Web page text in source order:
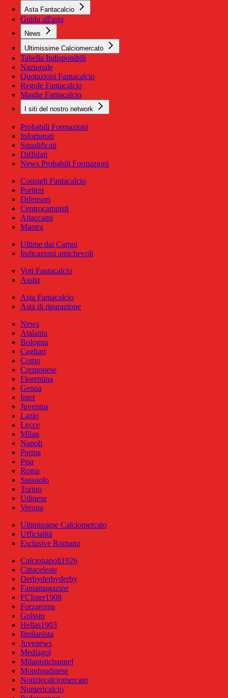
Asta Fantacalcio
Guida all'asta
News
Ultimissime Calciomercato
Tabella Indisponibili
Nazionale
Quotazioni Fantacalcio
Regole Fantacalcio
Maglie Fantacalcio
I siti del nostro network
Probabili Formazioni
Infortunati
Squalificati
Diffidati
News Probabili Formazioni
Consigli Fantacalcio
Portieri
Difensori
Centrocampisti
Attaccanti
Mantra
Ultime dai Campi
Indicazioni amichevoli
Voti Fantacalcio
Assist
Asta Fantacalcio
Asta di riparazione
News
Atalanta
Bologna
Cagliari
Como
Cremonese
Fiorentina
Genoa
Inter
Juventus
Lazio
Lecce
Milan
Napoli
Parma
Pisa
Roma
Sassuolo
Torino
Udinese
Verona
Ultimissime Calciomercato
Ufficialità
Esclusive Romano
Calcionapoli1926
Cittaceleste
Derbyderbyderby
Fantamagazine
FCInter1908
Forzaroma
Golssip
Hellas1903
Ilmilanista
Juvenews
Mediagol
Milanistichannel
Mondoudinese
Notiziecalciomercato
Numericalcio